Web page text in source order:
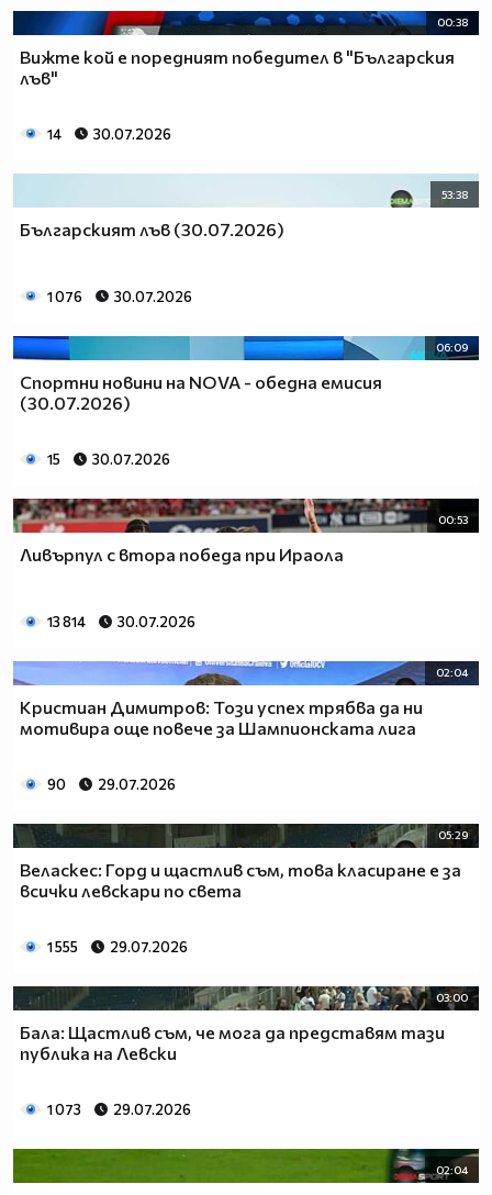
00:38
Вижте кой е поредният победител в "Българския
лъв"
14 30.07.2026
53:38
Българският лъв (30.07.2026)
1 076 30.07.2026
06:09
Спортни новини на NOVA - обедна емисия
(30.07.2026)
15 30.07.2026
00:53
Ливърпул с втора победа при Ираола
13 814 30.07.2026
02:04
Кристиан Димитров: Този успех трябва да ни
мотивира още повече за Шампионската лига
90 29.07.2026
05:29
Веласкес: Горд и щастлив съм, това класиране е за
всички левскари по света
1 555 29.07.2026
03:00
Бала: Щастлив съм, че мога да представям тази
публика на Левски
1 073 29.07.2026
02:04